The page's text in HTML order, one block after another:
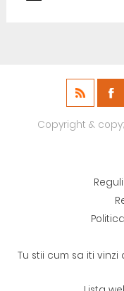
Copyright & copy;
Tu stii cum sa iti vinzi